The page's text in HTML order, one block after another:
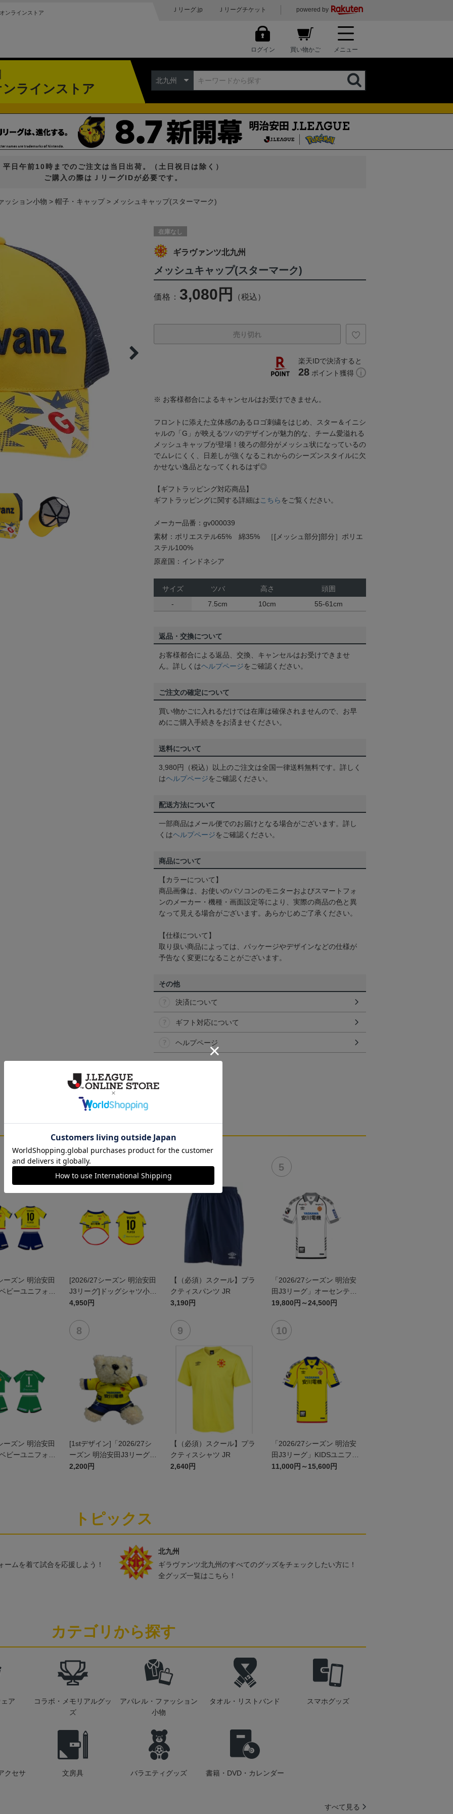
ンラインストア Ｊリーグ.jp Ｊリーグチケット powered by
ログイン 買い物かご メニュー
ラインストア
北九州
平日午前10時までのご注文は当日出荷。（土日祝日は除く）
ご購入の際はＪリーグIDが必要です。
ッション小物 帽子・キャップ メッシュキャップ(スターマーク)
在庫なし
ギラヴァンツ北九州
メッシュキャップ(スターマーク)
価格： 3,080円 （税込）
売り切れ
楽天IDで決済すると
28 ポイント獲得
※ お客様都合によるキャンセルはお受けできません。
フロントに添えた立体感のあるロゴ刺繍をはじめ、スター＆イニシ
ャルの「G」が映えるツバのデザインが魅力的な、チーム愛溢れる
メッシュキャップが登場！後ろの部分がメッシュ状になっているの
でムレにくく、日差しが強くなるこれからのシーズンスタイルに欠
かせない逸品となってくれるはず◎
【ギフトラッピング対応商品】
ギフトラッピングに関する詳細は こちら をご覧ください。
メーカー品番：gv000039
素材：ポリエステル65% 綿35% ［[メッシュ部分]部分］ポリエ
ステル100%
原産国：インドネシア
サイズ ツバ 高さ
頭囲
-
7.5cm 10cm 55-61cm
返品・交換について
お客様都合による返品、交換、キャンセルはお受けできませ
ん。詳しくはヘルプページをご確認ください。
ご注文の確定について
買い物かごに入れるだけでは在庫は確保されませんので、お早
めにご購入手続きをお済ませください。
送料について
3,980円（税込）以上のご注文は全国一律送料無料です。詳しく
はヘルプページをご確認ください。
配送方法について
一部商品はメール便でのお届けとなる場合がございます。詳し
くはヘルプページをご確認ください。
商品について
【カラーについて】
商品画像は、お使いのパソコンのモニターおよびスマートフォ
ンのメーカー・機種・画面設定等により、実際の商品の色と異
なって見える場合がございます。あらかじめご了承ください。
【仕様について】
取り扱い商品によっては、パッケージやデザインなどの仕様が
予告なく変更になることがございます。
その他
決済について
ギフト対応について
ヘルプページ
ーズン 明治安田
ビーユニフォー
(FP1stデザイ
[2026/27シーズン 明治安田
J3リーグ]ドッグシャツ小型
犬用(FP1stデザイン)
4,950円
【（必須）スクール】プラ
クティスパンツ JR
3,190円
「2026/27シーズン 明治安
田J3リーグ」オーセンティ
ックユニフォームFP2nd
19,800円～24,500円
ーズン 明治安田
ビーユニフォー
(GK1stデザイ
[1stデザイン]「2026/27シ
ーズン 明治安田J3リーグ」
ユニフォームベア
2,200円
【（必須）スクール】プラ
クティスシャツ JR
2,640円
「2026/27シーズン 明治安
田J3リーグ」KIDSユニフォ
ームFP1st
11,000円～15,600円
トピックス
ムを着て試合を応援しよう！
北九州
ギラヴァンツ北九州のすべてのグッズをチェックしたい方に！
全グッズ一覧はこちら！
カテゴリから探す
ア
コラボ・メモリアルグッ
ズ
アパレル・ファッション
小物
タオル・リストバンド スマホグッズ
クセサ
文房具 バラエティグッズ 書籍・DVD・カレンダー
すべて見る